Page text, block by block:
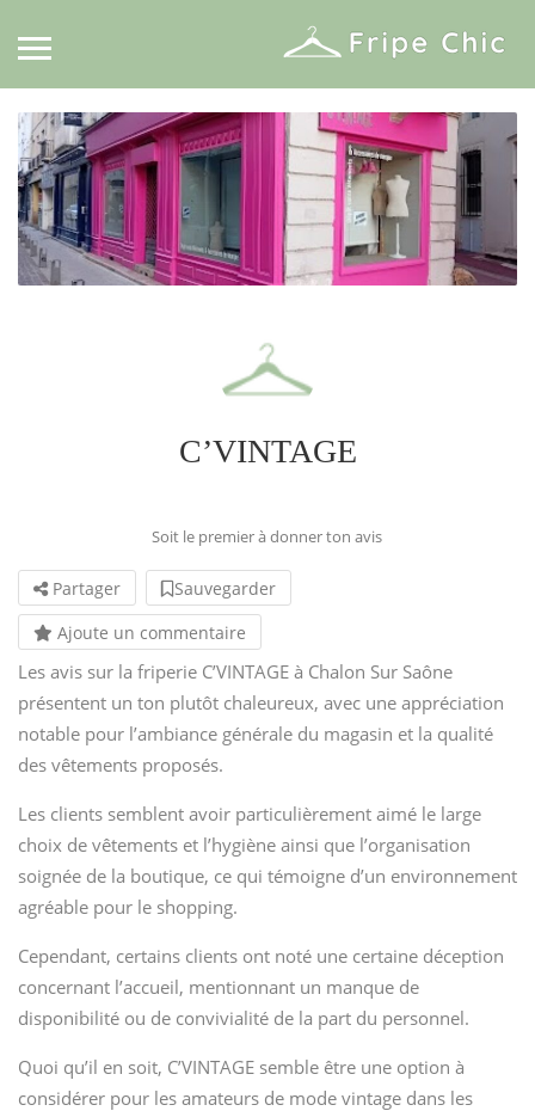
C’VINTAGE
Soit le premier à donner ton avis
Partager
Sauvegarder
Ajoute un commentaire
Les avis sur la friperie C’VINTAGE à Chalon Sur Saône
présentent un ton plutôt chaleureux, avec une appréciation
notable pour l’ambiance générale du magasin et la qualité
des vêtements proposés.
Les clients semblent avoir particulièrement aimé le large
choix de vêtements et l’hygiène ainsi que l’organisation
soignée de la boutique, ce qui témoigne d’un environnement
agréable pour le shopping.
Cependant, certains clients ont noté une certaine déception
concernant l’accueil, mentionnant un manque de
disponibilité ou de convivialité de la part du personnel.
Quoi qu’il en soit, C’VINTAGE semble être une option à
considérer pour les amateurs de mode vintage dans les